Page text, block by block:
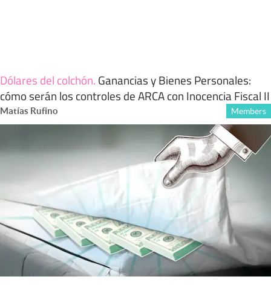
Dólares del colchón. Ganancias y Bienes Personales:
cómo serán los controles de ARCA con Inocencia Fiscal II
Matías Rufino Members